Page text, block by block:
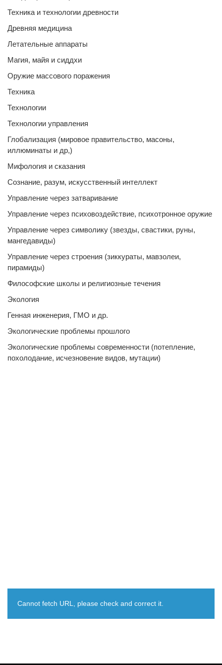
Техника и технологии древности
Древняя медицина
Летательные аппараты
Магия, майя и сиддхи
Оружие массового поражения
Техника
Технологии
Технологии управления
Глобализация (мировое правительство, масоны,
иллюминаты и др,)
Мифология и сказания
Сознание, разум, искусственный интеллект
Управление через затваривание
Управление через психовоздействие, психотронное оружие
Управление через символику (звезды, свастики, руны,
мангедавиды)
Управление через строения (зиккураты, мавзолеи,
пирамиды)
Философские школы и религиозные течения
Экология
Генная инженерия, ГМО и др.
Экологические проблемы прошлого
Экологические проблемы современности (потепление,
похолодание, исчезновение видов, мутации)
Cannot fetch URL, please check and correct it.